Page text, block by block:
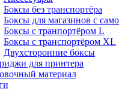
Боксы без транспортёра
Боксы для магазинов с
Боксы с транпортёром L
Боксы с транспортёром XL
Двухсторонние боксы
для принтера
материал